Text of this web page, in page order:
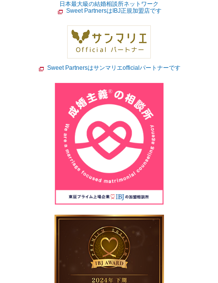
日本最大級の結婚相談所ネットワーク
Sweet PartnersはIBJ正規加盟店です
Sweet Partnersはサンマリエofficialパートナーです